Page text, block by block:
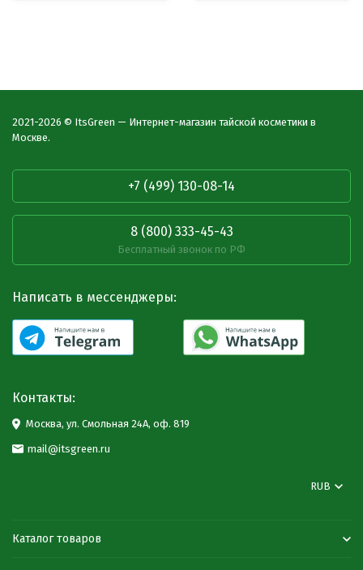
2021-2026 © ItsGreen — Интернет-магазин тайской косметики в
Москве.
+7 (499) 130-08-14
8 (800) 333-45-43
Бесплатный звонок по РФ
Написать в мессенджеры:
Контакты:
Москва, ул. Смольная 24А, оф. 819
mail@itsgreen.ru
RUB
Каталог товаров